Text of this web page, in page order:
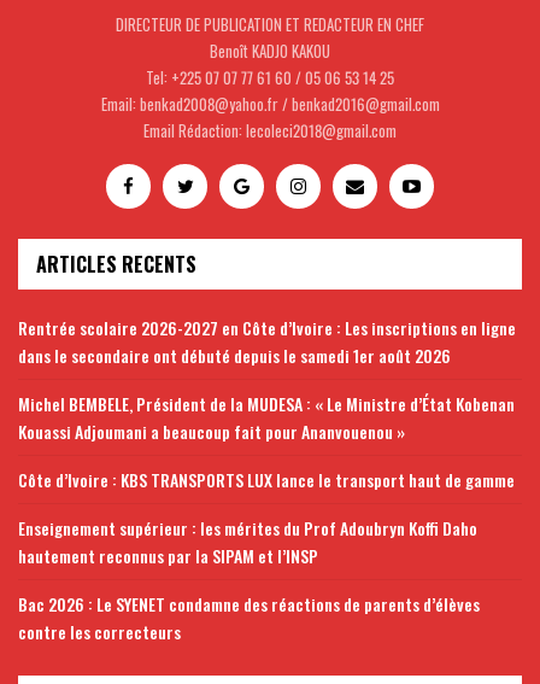
DIRECTEUR DE PUBLICATION ET REDACTEUR EN CHEF
Benoît KADJO KAKOU
Tel: +225 07 07 77 61 60 / 05 06 53 14 25
Email: benkad2008@yahoo.fr / benkad2016@gmail.com
Email Rédaction: lecoleci2018@gmail.com
ARTICLES RECENTS
Rentrée scolaire 2026-2027 en Côte d’Ivoire : Les inscriptions en ligne
dans le secondaire ont débuté depuis le samedi 1er août 2026
Michel BEMBELE, Président de la MUDESA : « Le Ministre d’État Kobenan
Kouassi Adjoumani a beaucoup fait pour Ananvouenou »
Côte d’Ivoire : KBS TRANSPORTS LUX lance le transport haut de gamme
Enseignement supérieur : les mérites du Prof Adoubryn Koffi Daho
hautement reconnus par la SIPAM et l’INSP
Bac 2026 : Le SYENET condamne des réactions de parents d’élèves
contre les correcteurs